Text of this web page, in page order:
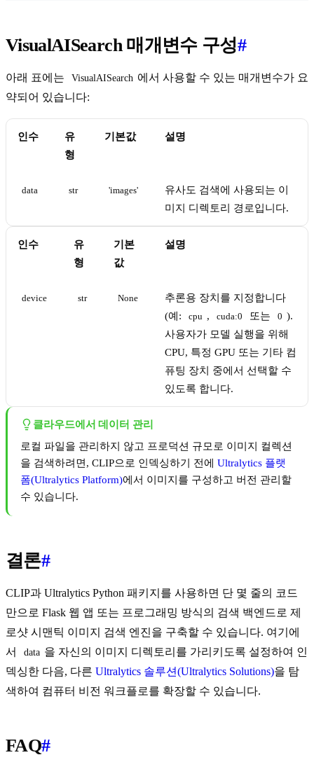
VisualAISearch 매개변수 구성#
아래 표에는 VisualAISearch 에서 사용할 수 있는 매개변수가 요
약되어 있습니다:
인수
유
형
기본값 설명
data str 'images'
유사도 검색에 사용되는 이
미지 디렉토리 경로입니다.
인수
유
형
기본
값
설명
device str None
추론용 장치를 지정합니다
(예:
cpu , cuda:0 또는 0 ).
사용자가 모델 실행을 위해
CPU, 특정 GPU 또는 기타 컴
퓨팅 장치 중에서 선택할 수
있도록 합니다.
클라우드에서 데이터 관리
로컬 파일을 관리하지 않고 프로덕션 규모로 이미지 컬렉션
을 검색하려면, CLIP으로 인덱싱하기 전에 Ultralytics 플랫
폼(Ultralytics Platform)에서 이미지를 구성하고 버전 관리할
수 있습니다.
결론#
CLIP과 Ultralytics Python 패키지를 사용하면 단 몇 줄의 코드
만으로 Flask 웹 앱 또는 프로그래밍 방식의 검색 백엔드로 제
로샷 시맨틱 이미지 검색 엔진을 구축할 수 있습니다. 여기에
서
data 을 자신의 이미지 디렉토리를 가리키도록 설정하여 인
덱싱한 다음, 다른 Ultralytics 솔루션(Ultralytics Solutions)을 탐
색하여 컴퓨터 비전 워크플로를 확장할 수 있습니다.
FAQ#